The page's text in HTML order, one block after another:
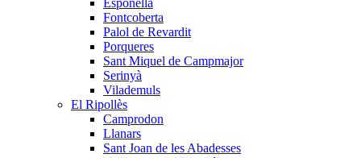
Esponellà
Fontcoberta
Palol de Revardit
Porqueres
Sant Miquel de Campmajor
Serinyà
Vilademuls
El Ripollès
Camprodon
Llanars
Sant Joan de les Abadesses